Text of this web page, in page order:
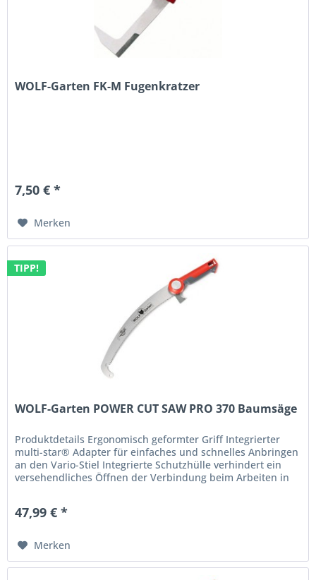
WOLF-Garten FK-M Fugenkratzer
7,50 € *
Merken
TIPP!
WOLF-Garten POWER CUT SAW PRO 370 Baumsäge
Produktdetails Ergonomisch geformter Griff Integrierter
multi-star® Adapter für einfaches und schnelles Anbringen
an den Vario-Stiel Integrierte Schutzhülle verhindert ein
versehendliches Öffnen der Verbindung beim Arbeiten in
47,99 € *
Merken